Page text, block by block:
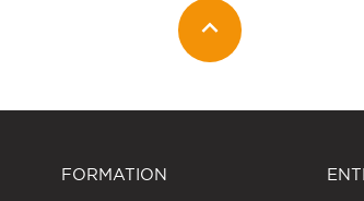
FORMATION